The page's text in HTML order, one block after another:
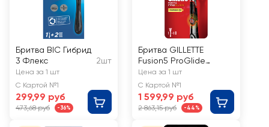
Бритва BIC Гибрид
3 Флекс
2шт
Цена за 1 шт
С Картой №1
299,99 руб
473,68 руб -36%
Бритва GILLETTE
Fusion5 ProGlide
Power Flexball, с 1
сменной кассетой
Цена за 1 шт
С Картой №1
1 599,99 руб
2 863,15 руб -44%